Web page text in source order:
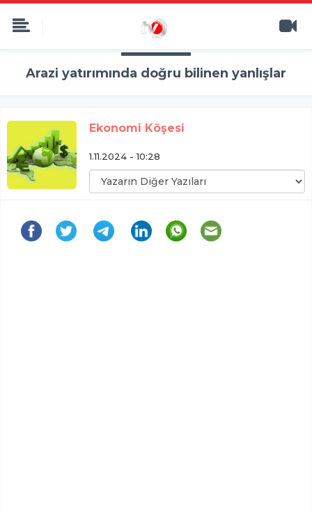
Arazi yatırımında doğru bilinen yanlışlar
Ekonomi Köşesi
1.11.2024 - 10:28